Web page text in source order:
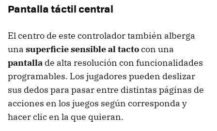
Pantalla táctil central
El centro de este controlador también alberga
una superficie sensible al tactocon una
pantalla de alta resolución con funcionalidades
programables. Los jugadores pueden deslizar
sus dedos para pasar entre distintas páginas de
acciones en los juegos según corresponda y
hacer clic en la que quieran.